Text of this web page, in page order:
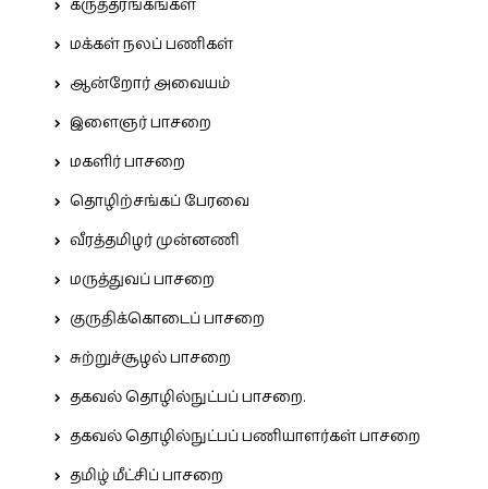
கருத்தரங்கங்கள்
மக்கள் நலப் பணிகள்
ஆன்றோர் அவையம்
இளைஞர் பாசறை
மகளிர் பாசறை
தொழிற்சங்கப் பேரவை
வீரத்தமிழர் முன்னணி
மருத்துவப் பாசறை
குருதிக்கொடைப் பாசறை
சுற்றுச்சூழல் பாசறை
தகவல் தொழில்நுட்பப் பாசறை.
தகவல் தொழில்நுட்பப் பணியாளர்கள் பாசறை
தமிழ் மீட்சிப் பாசறை